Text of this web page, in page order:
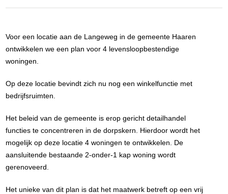
Voor een locatie aan de Langeweg in de gemeente Haaren
ontwikkelen we een plan voor 4 levensloopbestendige
woningen.
Op deze locatie bevindt zich nu nog een winkelfunctie met
bedrijfsruimten.
Het beleid van de gemeente is erop gericht detailhandel
functies te concentreren in de dorpskern. Hierdoor wordt het
mogelijk op deze locatie 4 woningen te ontwikkelen. De
aansluitende bestaande 2-onder-1 kap woning wordt
gerenoveerd.
Het unieke van dit plan is dat het maatwerk betreft op een vrij